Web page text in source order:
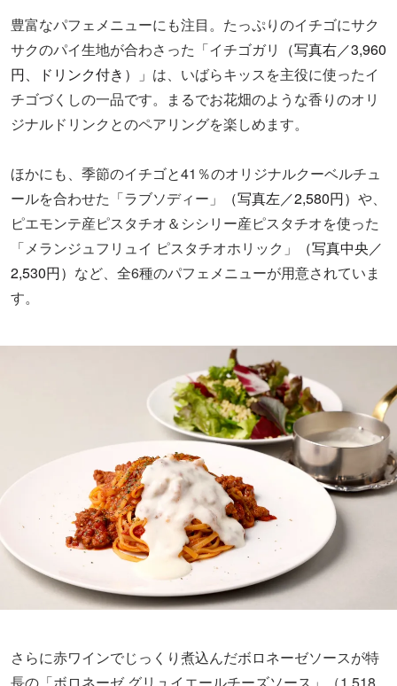
豊富なパフェメニューにも注目。たっぷりのイチゴにサク
サクのパイ生地が合わさった「イチゴガリ
（写真右／3,960
円、ドリンク付き）」 は、いばらキッスを主役に使ったイ
チゴづくしの一品です。まるでお花畑のような香りのオリ
ジナルドリンクとのペアリングを楽しめます。
ほかにも、季節のイチゴと41％のオリジナルクーベルチュ
ールを合わせた「ラブソディー」
（写真左／2,580円） や、
ピエモンテ産ピスタチオ＆シシリー産ピスタチオを使った
「メランジュフリュイ ピスタチオホリック」
（写真中央／
2,530円） など、全6種のパフェメニューが用意されていま
す。
さらに赤ワインでじっくり煮込んだボロネーゼソースが特